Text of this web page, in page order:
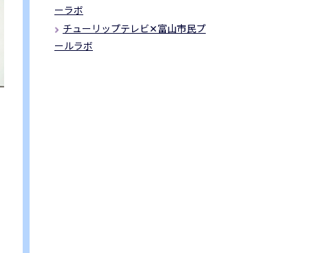
ーラボ
チューリップテレビ✕富山市民プ
ールラボ